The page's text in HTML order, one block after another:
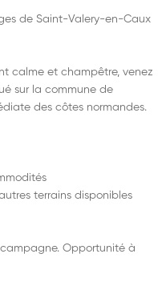
de Saint-Valery-en-Caux
calme et champêtre, venez
sur la commune de
des côtes normandes.
terrains disponibles
Opportunité à